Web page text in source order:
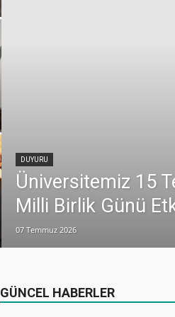
DUYURU
Üniversitemiz 15
Milli Birlik Günü
07 Temmuz 2026
GÜNCEL HABERLER